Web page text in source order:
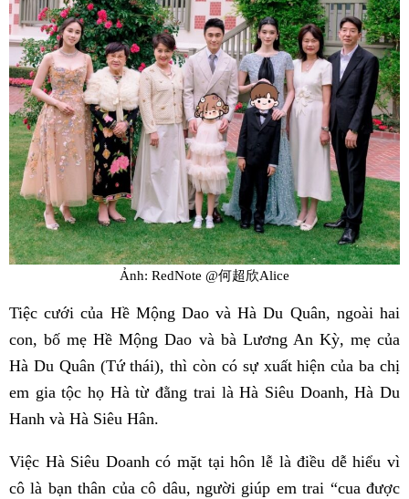
Ảnh: RedNote @何超欣Alice
Tiệc cưới của Hề Mộng Dao và Hà Du Quân, ngoài hai
con, bố mẹ Hề Mộng Dao và bà Lương An Kỳ, mẹ của
Hà Du Quân (Tứ thái), thì còn có sự xuất hiện của ba chị
em gia tộc họ Hà từ đằng trai là Hà Siêu Doanh, Hà Du
Hanh và Hà Siêu Hân.
Việc Hà Siêu Doanh có mặt tại hôn lễ là điều dễ hiểu vì
cô là bạn thân của cô dâu, người giúp em trai “cua được